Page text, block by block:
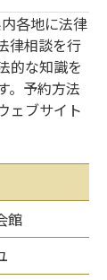
各地に法律
律相談を行
的な知識を
。予約方法
ェブサイト
館